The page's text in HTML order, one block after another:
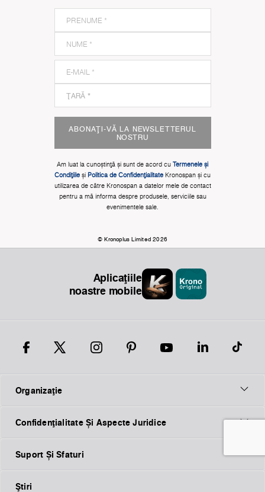
ABONAȚI-VĂ LA NEWSLETTERUL
NOSTRU
Am luat la cunoștinţă și sunt de acord cu Termenele și
Condițiile și Politica de Confidențialitate Kronospan și cu
utilizarea de către Kronospan a datelor mele de contact
pentru a mă informa despre produsele, serviciile sau
evenimentele sale.
© Kronoplus Limited 2026
Aplicațiile
noastre mobile
Organizaţie
Confidențialitate Și Aspecte Juridice
Suport Și Sfaturi
Ştiri